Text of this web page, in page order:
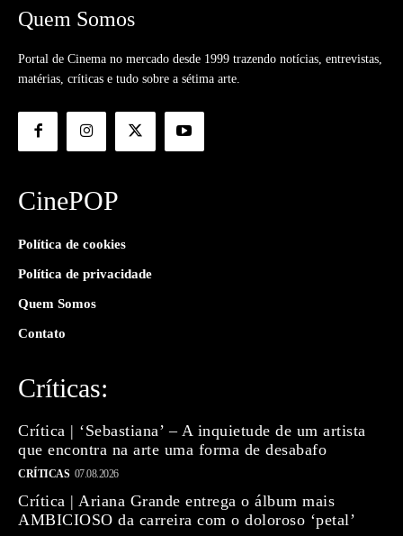
Quem Somos
Portal de Cinema no mercado desde 1999 trazendo notícias, entrevistas,
matérias, críticas e tudo sobre a sétima arte.
CinePOP
Política de cookies
Política de privacidade
Quem Somos
Contato
Críticas:
Crítica | ‘Sebastiana’ – A inquietude de um artista
que encontra na arte uma forma de desabafo
CRÍTICAS 07.08.2026
Crítica | Ariana Grande entrega o álbum mais
AMBICIOSO da carreira com o doloroso ‘petal’